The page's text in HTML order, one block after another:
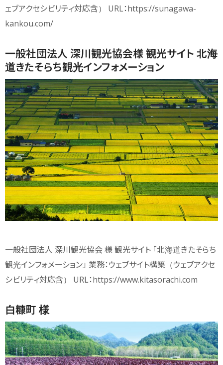
ェブアクセシビリティ対応含） URL：https://sunagawa-
kankou.com/
一般社団法人 深川観光協会様 観光サイト 北海
道きたそらち観光インフォメーション
一般社団法人 深川観光協会 様 観光サイト 「北海道きたそらち
観光インフォメーション」 業務：ウェブサイト構築（ウェブアクセ
シビリティ対応含） URL：https://www.kitasorachi.com
白糠町 様